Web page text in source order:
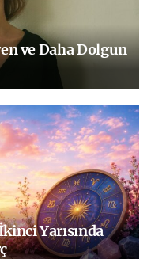
ve Daha Dolgun
Yarısında